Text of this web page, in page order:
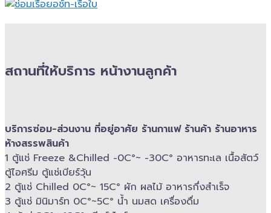
สถานที่ให้บริการ หน้างานลูกค้า
บริการซ่อม-​ส่วนงาน ที่อยู่อาศัย ร้านกาแฟ ร้านค้า ร้านอาหาร
ห้างสรรพสินค้า
1 ตู้แช่ Freeze &​Chilled -​0C°~ -​30C° อาหารทะเล เนื้อสัตว์
ตู้ไอศรีม ตู้แช่เบียร์วุ้น
2 ตู้แช่ Chilled​ 0C°~ 15C° ผัก ผลไม้ อาหารกึ่งสำเร็จ
3 ตู้แช่​ มินิมาร์ท 0C°~5C° น้ำ นมสด เครื่องดื่ม